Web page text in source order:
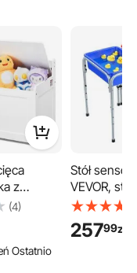
z
na
(4)
Ostatnio
Stół
VEVOR,
aktywności
25799zł